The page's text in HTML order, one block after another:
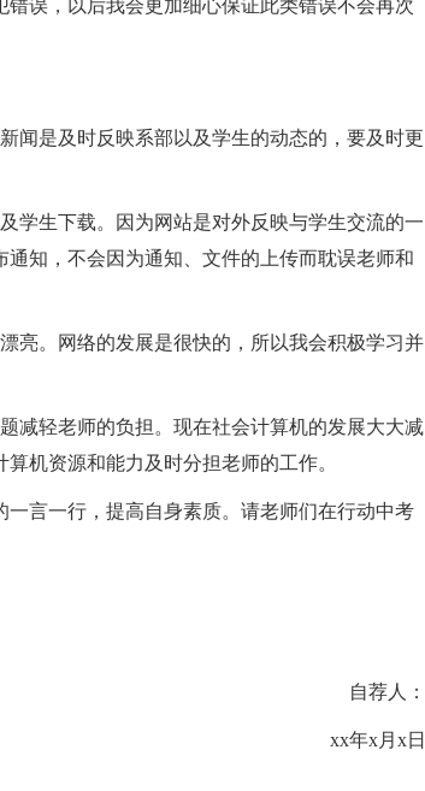
误，以后我会更加细心保证此类错误不会再次
闻是及时反映系部以及学生的动态的，要及时更
学生下载。因为网站是对外反映与学生交流的一
知，不会因为通知、文件的上传而耽误老师和
亮。网络的发展是很快的，所以我会积极学习并
减轻老师的负担。现在社会计算机的发展大大减
机资源和能力及时分担老师的工作。
言一行，提高自身素质。请老师们在行动中考
自荐人：
xx年x月x日